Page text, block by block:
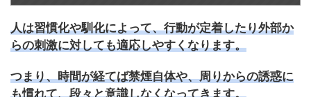
人は習慣化や馴化によって、行動が定着したり外部か
らの刺激に対しても適応しやすくなります。
つまり、時間が経てば禁煙自体や、周りからの誘惑に
も慣れて、段々と意識しなくなってきます。